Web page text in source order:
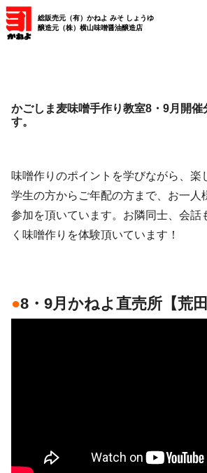
総販売元（有）かねよ みそ しょうゆ
醸造元（株）横山味噌醤油醸造店
かごしま麦味噌手作り教室8・9月開催
す。
味噌作りのポイントを学びながら、楽
学生の方からご年配の方まで、お一人
参加を頂いています。お隣同士、会話
く味噌作りを体験頂いています！
●8・9月かねよ直売所【荒田